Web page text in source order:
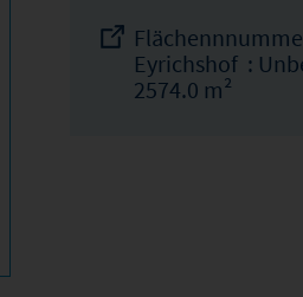
Eyrichshof :
2574.0 m²